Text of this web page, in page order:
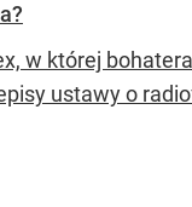
w której
ustawy o